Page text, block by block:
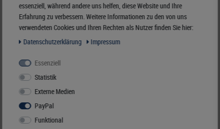
Merken
Ähnliche Artikel
essenziell, während andere uns helfen, diese Website und Ihre
Erfahrung zu verbessern. Weitere Informationen zu den von uns
verwendeten Cookies und Ihren Rechten als Nutzer finden Sie hier:
Daten­schutz­erklärung
Impressum
Essenziell
Statistik
Externe Medien
PayPal
Funktional